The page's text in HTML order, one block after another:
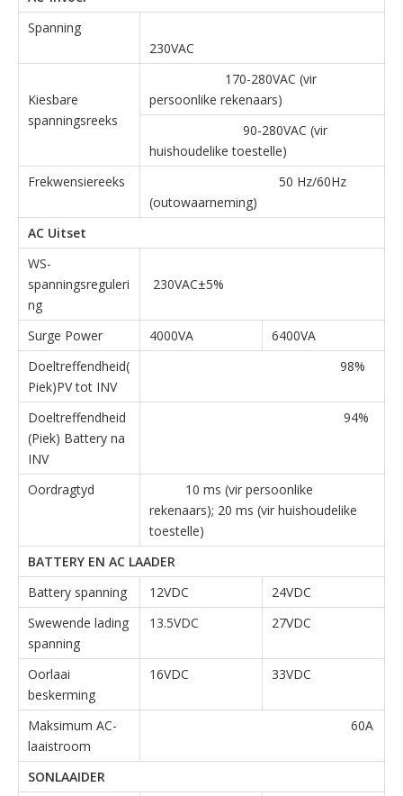
Spanning
230VAC
Kiesbare
spanningsreeks
170-280VAC (vir
persoonlike rekenaars)
90-280VAC (vir
huishoudelike toestelle)
Frekwensiereeks
50 Hz/60Hz
(outowaarneming)
AC Uitset
WS-
spanningsreguleri
ng
230VAC±5%
Surge Power 4000VA
6400VA
Doeltreffendheid(
Piek)PV tot INV
98%
Doeltreffendheid
(Piek) Battery na
INV
94%
Oordragtyd
10 ms (vir persoonlike
rekenaars); 20 ms (vir huishoudelike
toestelle)
BATTERY EN AC LAADER
Battery spanning
12VDC
24VDC
Swewende lading
spanning
13.5VDC 27VDC
Oorlaai
beskerming
16VDC 33VDC
Maksimum AC-
laaistroom
60A
SONLAAIDER